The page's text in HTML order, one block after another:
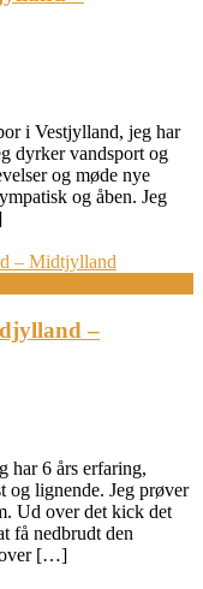
i Vestjylland, jeg har
dyrker vandsport og
og møde nye
og åben. Jeg
–
har 6 års erfaring,
lignende. Jeg prøver
Ud over det kick det
få nedbrudt den
over […]